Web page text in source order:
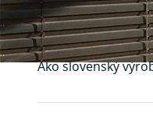
Hľadáte spoľahlivé
Naše riešenia vám
Ako slovenský